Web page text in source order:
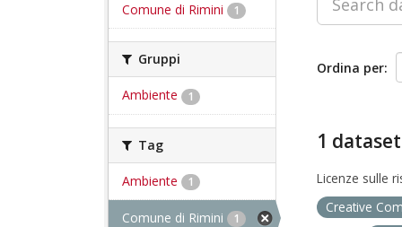
Comune di Rimini 1
Gruppi
Ambiente 1
Tag
Ambiente 1
Comune di Rimini 1
Ordina per
1
Licenze sulle
Creative